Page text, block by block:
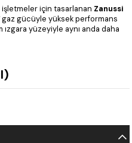
için tasarlanan Zanussi
gaz gücüyle yüksek performans
yüzeyiyle aynı anda daha